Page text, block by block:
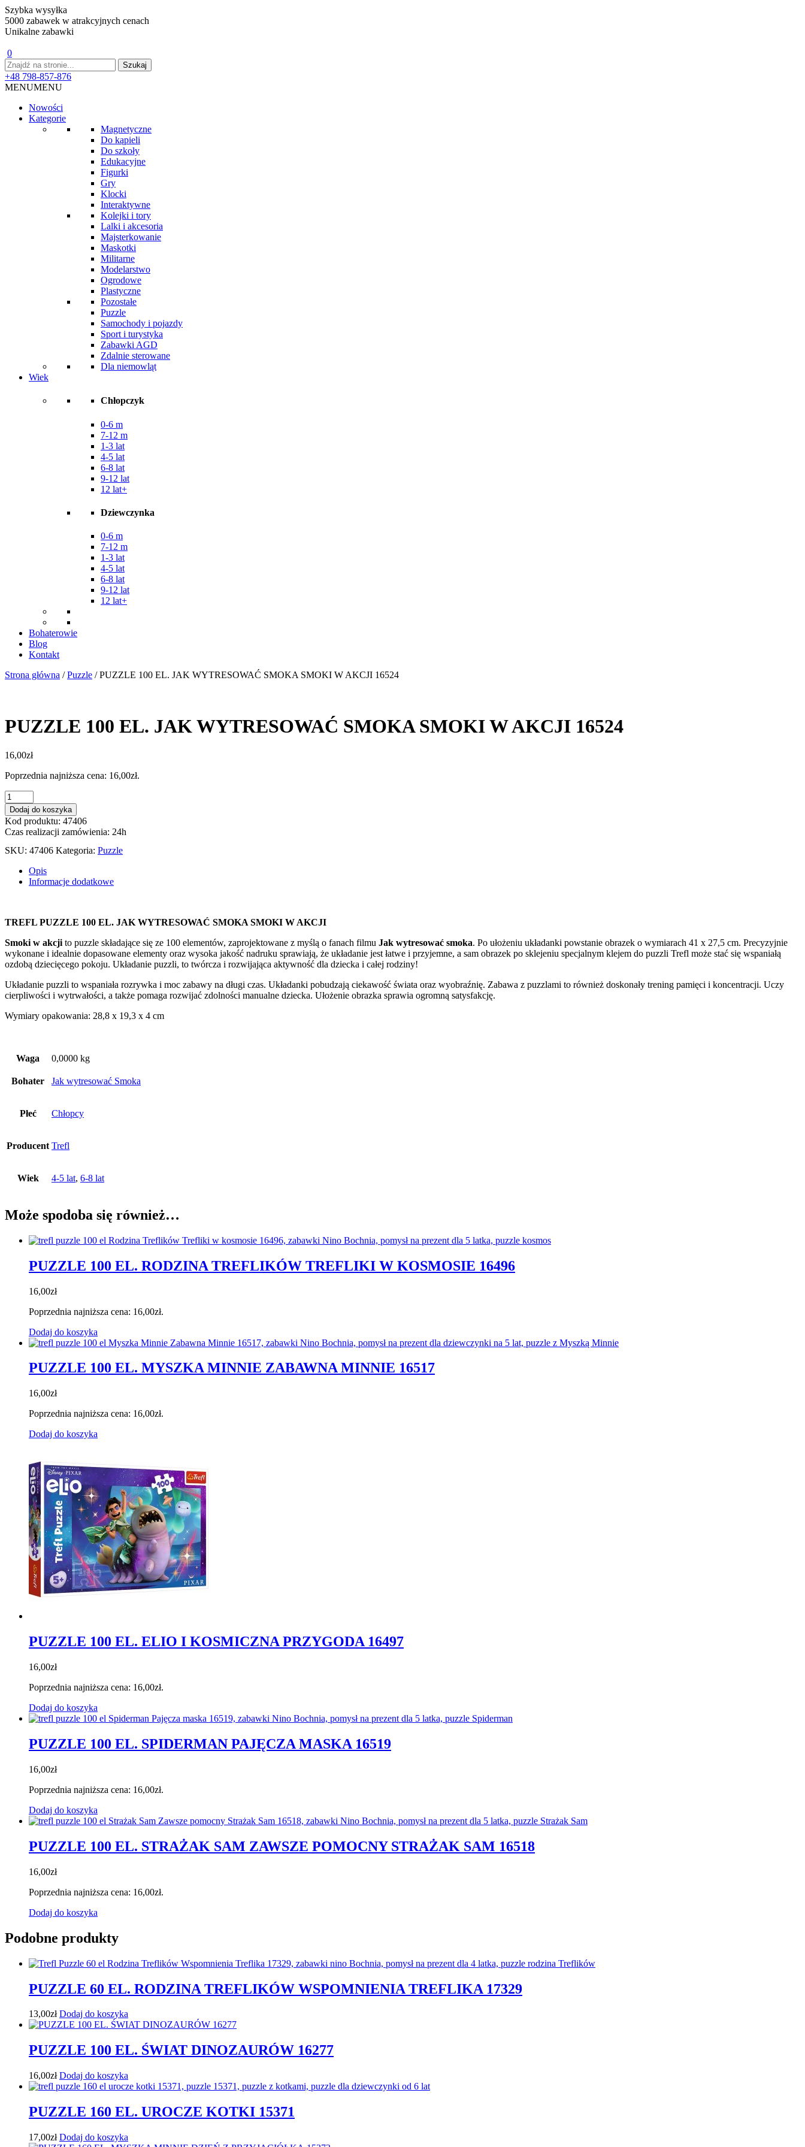
Szybka wysyłka
5000 zabawek w atrakcyjnych cenach
Unikalne zabawki
0
+48 798-857-876
MENUMENU
Nowości
Kategorie
Magnetyczne
Do kąpieli
Do szkoły
Edukacyjne
Figurki
Gry
Klocki
Interaktywne
Kolejki i tory
Lalki i akcesoria
Majsterkowanie
Maskotki
Militarne
Modelarstwo
Ogrodowe
Plastyczne
Pozostałe
Puzzle
Samochody i pojazdy
Sport i turystyka
Zabawki AGD
Zdalnie sterowane
Dla niemowląt
Wiek
Chłopczyk
0-6 m
7-12 m
1-3 lat
4-5 lat
6-8 lat
9-12 lat
12 lat+
Dziewczynka
0-6 m
7-12 m
1-3 lat
4-5 lat
6-8 lat
9-12 lat
12 lat+
Bohaterowie
Blog
Kontakt
Strona główna /Puzzle / PUZZLE 100 EL. JAK WYTRESOWAĆ SMOKA SMOKI W AKCJI 16524
PUZZLE 100 EL. JAK WYTRESOWAĆ SMOKA SMOKI W AKCJI 16524
16,00zł
Poprzednia najniższa cena: 16,00zł.
ilość
PUZZLE
100
EL.
JAK
WYTRESOWAĆ
SMOKI
Dodaj do koszyka
Kod produktu: 47406
Czas realizacji zamówienia: 24h
SKU: 47406 Kategoria: Puzzle
Opis
Informacje dodatkowe
TREFL PUZZLE 100 EL. JAK WYTRESOWAĆ SMOKA SMOKI W AKCJI
Smoki w akcji to puzzle składające się ze 100 elementów, zaprojektowane z myślą o fanach filmu Jak wytresować smoka. Po ułożeniu układanki powstanie obrazek o wymiarach 41 x 27,5 cm. Precyzyjnie
wykonane i idealnie dopasowane elementy oraz wysoka jakość nadruku sprawiają, że układanie jest łatwe i przyjemne, a sam obrazek po sklejeniu specjalnym klejem do puzzli Trefl może stać się wspaniałą
ozdobą dziecięcego pokoju. Układanie puzzli, to twórcza i rozwijająca aktywność dla dziecka i całej rodziny!
Układanie puzzli to wspaniała rozrywka i moc zabawy na długi czas. Układanki pobudzają ciekawość świata oraz wyobraźnię. Zabawa z puzzlami to również doskonały trening pamięci i koncentracji. Uczy
cierpliwości i wytrwałości, a także pomaga rozwijać zdolności manualne dziecka. Ułożenie obrazka sprawia ogromną satysfakcję.
Wymiary opakowania: 28,8 x 19,3 x 4 cm
Waga 0,0000 kg
Bohater Jak wytresować Smoka
Płeć Chłopcy
Producent Trefl
Wiek 4-5 lat, 6-8 lat
Może spodoba się również…
PUZZLE 100 EL. RODZINA TREFLIKÓW TREFLIKI W KOSMOSIE 16496
16,00zł
Poprzednia najniższa cena: 16,00zł.
Dodaj do koszyka
PUZZLE 100 EL. MYSZKA MINNIE ZABAWNA MINNIE 16517
16,00zł
Poprzednia najniższa cena: 16,00zł.
Dodaj do koszyka
PUZZLE 100 EL. ELIO I KOSMICZNA PRZYGODA 16497
16,00zł
Poprzednia najniższa cena: 16,00zł.
Dodaj do koszyka
PUZZLE 100 EL. SPIDERMAN PAJĘCZA MASKA 16519
16,00zł
Poprzednia najniższa cena: 16,00zł.
Dodaj do koszyka
PUZZLE 100 EL. STRAŻAK SAM ZAWSZE POMOCNY STRAŻAK SAM 16518
16,00zł
Poprzednia najniższa cena: 16,00zł.
Dodaj do koszyka
Podobne produkty
PUZZLE 60 EL. RODZINA TREFLIKÓW WSPOMNIENIA TREFLIKA 17329
13,00zł Dodaj do koszyka
PUZZLE 100 EL. ŚWIAT DINOZAURÓW 16277
16,00zł Dodaj do koszyka
PUZZLE 160 EL. UROCZE KOTKI 15371
17,00zł Dodaj do koszyka